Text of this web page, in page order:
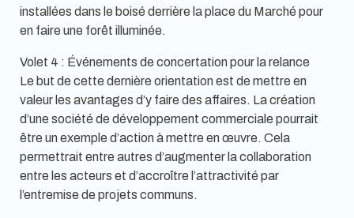
installées dans le boisé derrière la place du Marché pour
en faire une forêt illuminée.
Volet 4 : Événements de concertation pour la relance
Le but de cette dernière orientation est de mettre en
valeur les avantages d’y faire des affaires. La création
d’une société de développement commerciale pourrait
être un exemple d’action à mettre en œuvre. Cela
permettrait entre autres d’augmenter la collaboration
entre les acteurs et d’accroître l’attractivité par
l’entremise de projets communs.